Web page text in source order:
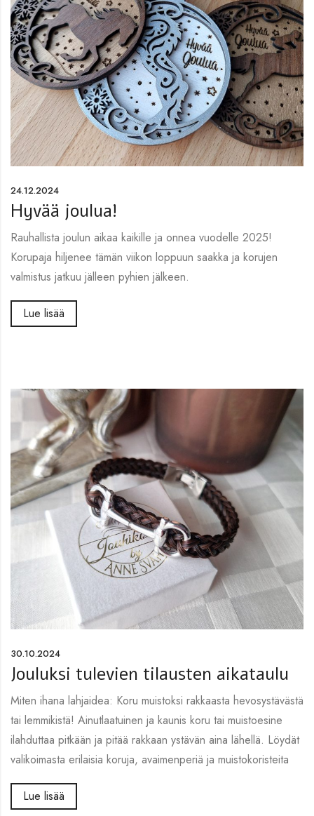
24.12.2024
Hyvää joulua!
Rauhallista joulun aikaa kaikille ja onnea vuodelle 2025!
Korupaja hiljenee tämän viikon loppuun saakka ja korujen
valmistus jatkuu jälleen pyhien jälkeen.
Lue lisää
30.10.2024
Jouluksi tulevien tilausten aikataulu
Miten ihana lahjaidea: Koru muistoksi rakkaasta hevosystävästä
tai lemmikistä! Ainutlaatuinen ja kaunis koru tai muistoesine
ilahduttaa pitkään ja pitää rakkaan ystävän aina lähellä. Löydät
valikoimasta erilaisia koruja, avaimenperiä ja muistokoristeita
Lue lisää